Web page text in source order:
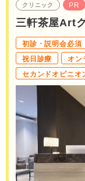
クリニック PR
三軒茶屋Art
初診・説明会必須
祝日診療
オン
セカンドオピニオ